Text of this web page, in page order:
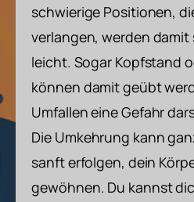
schwierige Positionen,
verlangen, werden damit
leicht. Sogar Kopfstand
können damit geübt
Umfallen eine Gefahr
Die Umkehrung kann
sanft erfolgen, dein
gewöhnen. Du kannst